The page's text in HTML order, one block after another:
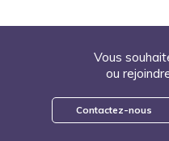
Vous
ou
Contactez-nous